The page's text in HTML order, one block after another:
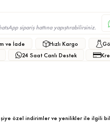
sipariş hattına yapıştırabilirsiniz.
ve İade Hızlı Kargo
24 Saat Canlı Destek
özel indirimler ve yenilikler ile ilgili